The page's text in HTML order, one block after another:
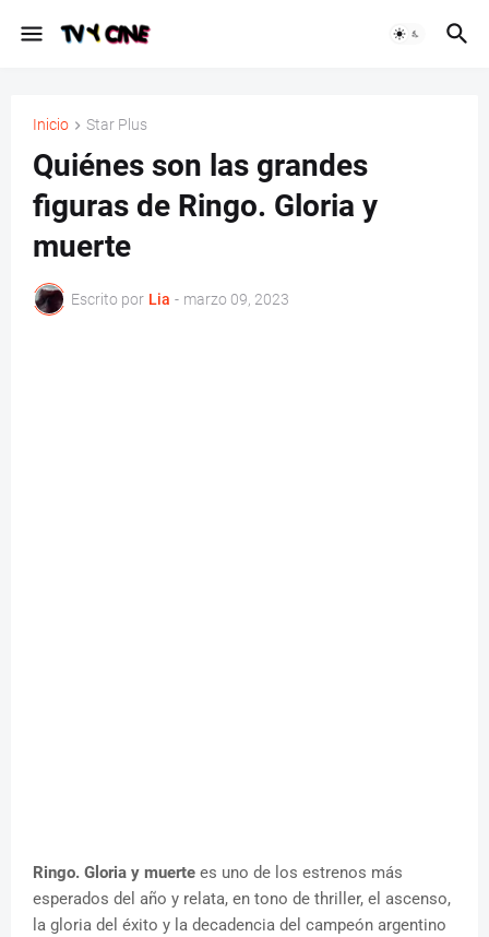
Inicio Star Plus
Quiénes son las grandes
figuras de Ringo. Gloria y
muerte
Escrito por Lia - marzo 09, 2023
Ringo. Gloria y muerte es uno de los estrenos más
esperados del año y relata, en tono de thriller, el ascenso,
la gloria del éxito y la decadencia del campeón argentino